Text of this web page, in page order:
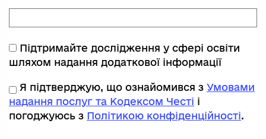
Підтримайте дослідження у сфері освіти
шляхом надання додаткової інформації
Я підтверджую, що ознайомився з Умовами
надання послуг та Кодексом Честі і
погоджуюсь з Політикою конфіденційності.